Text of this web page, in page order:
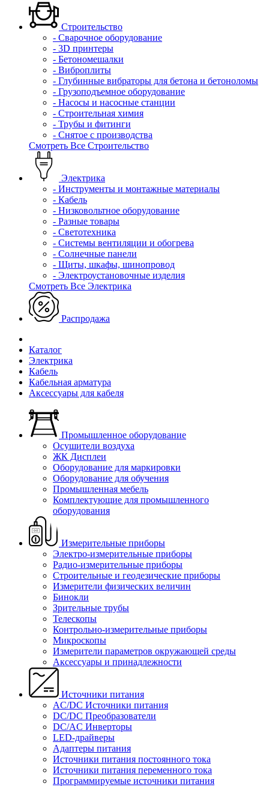
Строительство
- Сварочное оборудование
- 3D принтеры
- Бетономешалки
- Виброплиты
- Глубинные вибраторы для бетона и бетоноломы
- Грузоподъемное оборудование
- Насосы и насосные станции
- Строительная химия
- Трубы и фитинги
- Снятое с производства
Смотреть Все Строительство
Электрика
- Инструменты и монтажные материалы
- Кабель
- Низковольтное оборудование
- Разные товары
- Светотехника
- Системы вентиляции и обогрева
- Солнечные панели
- Щиты, шкафы, шинопровод
- Электроустановочные изделия
Смотреть Все Электрика
Распродажа
Каталог
Электрика
Кабель
Кабельная арматура
Аксессуары для кабеля
Промышленное оборудование
Осушители воздуха
ЖК Дисплеи
Оборудование для маркировки
Оборудование для обучения
Промышленная мебель
Комплектующие для промышленного
оборудования
Измерительные приборы
Электро-измерительные приборы
Радио-измерительные приборы
Строительные и геодезические приборы
Измерители физических величин
Бинокли
Зрительные трубы
Телескопы
Контрольно-измерительные приборы
Микроскопы
Измерители параметров окружающей среды
Аксессуары и принадлежности
Источники питания
AC/DC Источники питания
DC/DC Преобразователи
DC/AC Инверторы
LED-драйверы
Адаптеры питания
Источники питания постоянного тока
Источники питания переменного тока
Программируемые источники питания